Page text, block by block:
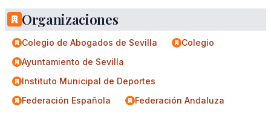
Organizaciones
Colegio de Abogados de Sevilla
Colegio
Ayuntamiento de Sevilla
Instituto Municipal de Deportes
Federación Española
Federación Andaluza